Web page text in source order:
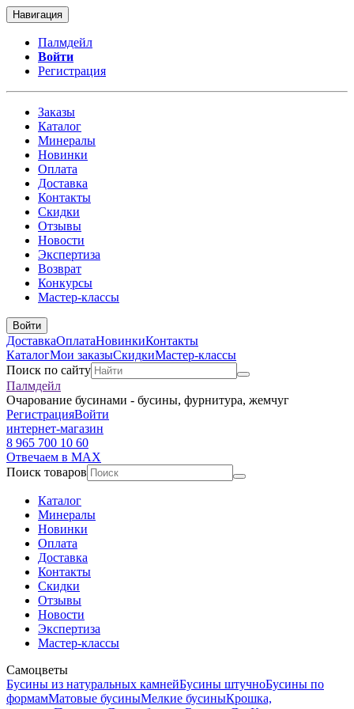
Навигация
Палмдейл
Войти
Регистрация
Заказы
Каталог
Минералы
Новинки
Оплата
Доставка
Контакты
Скидки
Отзывы
Новости
Экспертиза
Возврат
Конкурсы
Мастер-классы
Войти
ДоставкаОплатаНовинкиКонтакты
КаталогМои заказыСкидкиМастер-классы
Поиск по сайту
Палмдейл
Очарование бусинами - бусины, фурнитура, жемчуг
РегистрацияВойти
интернет-магазин
8 965 700 10 60
Отвечаем в MAX
Поиск товаров
Каталог
Минералы
Новинки
Оплата
Доставка
Контакты
Скидки
Отзывы
Новости
Экспертиза
Мастер-классы
Самоцветы
Бусины из натуральных камнейБусины штучноБусины по
формамМатовые бусиныМелкие бусиныКрошка,